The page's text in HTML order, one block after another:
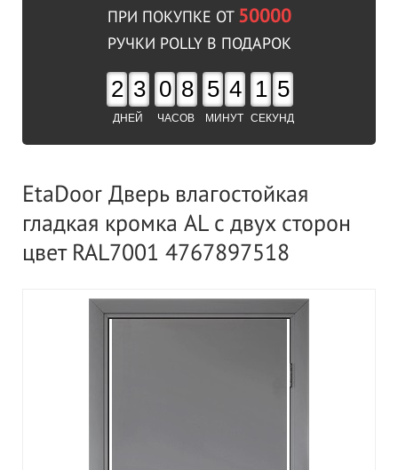
ПРИ ПОКУПКЕ ОТ 50000
РУЧКИ POLLY В ПОДАРОК
2 3
ДНЕЙ
0 8
ЧАСОВ
5 4
МИНУТ
1 4
СЕКУНД
EtaDoor Дверь влагостойкая
гладкая кромка AL с двух сторон
цвет RAL7001 4767897518